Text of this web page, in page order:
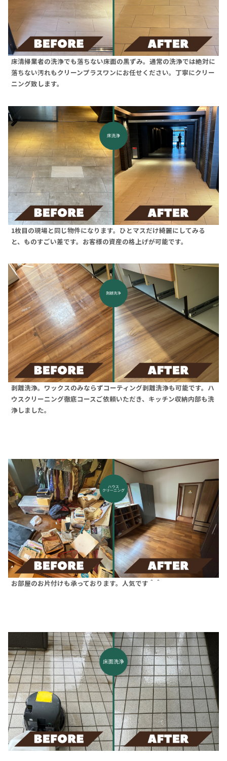
床清掃業者の洗浄でも落ちない床面の黒ずみ。通常の洗浄では絶対に
落ちない汚れもクリーンプラスワンにお任せください。丁寧にクリー
ニング致します。
1枚目の現場と同じ物件になります。ひとマスだけ綺麗にしてみる
と、ものすごい差です。お客様の資産の格上げが可能です。
剥離洗浄。ワックスのみならずコーティング剥離洗浄も可能です。ハ
ウスクリーニング徹底コースご依頼いただき、キッチン収納内部も洗
浄しました。
お部屋のお片付けも承っております。人気です＾＾